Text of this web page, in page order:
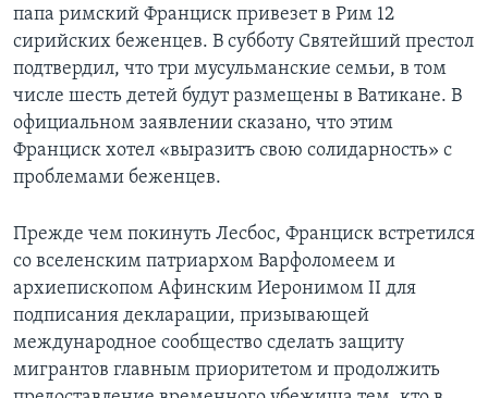
папа римский Франциск привезет в Рим 12
сирийских беженцев. В субботу Святейший престол
подтвердил, что три мусульманские семьи, в том
числе шесть детей будут размещены в Ватикане. В
официальном заявлении сказано, что этим
Франциск хотел «выразитъ свою солидарность» с
проблемами беженцев.
Прежде чем покинуть Лесбос, Франциск встретился
со вселенским патриархом Варфоломеем и
архиепископом Афинским Иеронимoм II для
подписания декларации, призывающей
международное сообщество сделать защиту
мигрантов главным приоритетом и продолжить